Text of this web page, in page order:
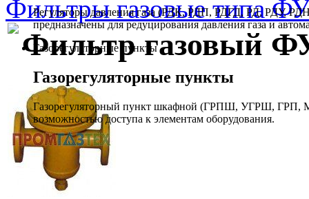
Регуляторы давления газа (РДК, РДП, РДГД, РД, РДУ,
предназначены для редуцирования давления газа и
Газорегуляторные пункты
Газорегуляторные пункты
Газорегуляторный пункт шкафной (ГРПШ, УГРШ, ГРП,
возможностью доступа к элементам оборудования.
Фильтры газовые типа
Фильтр газовый